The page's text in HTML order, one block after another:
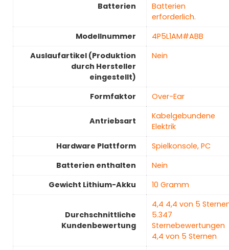
Batterien
Batterien
erforderlich.
Modellnummer
‎4P5L1AM#ABB
Auslaufartikel (Produktion
durch Hersteller
eingestellt)
‎Nein
Formfaktor ‎Over-Ear
Antriebsart
‎Kabelgebundene
Elektrik
Hardware Plattform
‎Spielkonsole, PC
Batterien enthalten
‎Nein
Gewicht Lithium-Akku
‎10 Gramm
Durchschnittliche
Kundenbewertung
4,4 4,4 von 5
5.347
Sternebewertungen
4,4 von 5 Sternen